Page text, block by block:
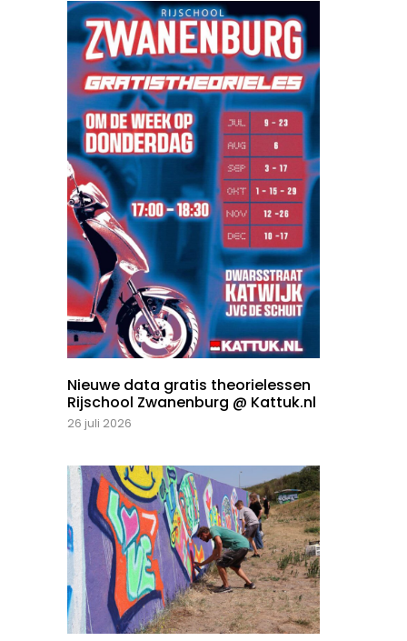
Nieuwe data gratis theorielessen
Rijschool Zwanenburg @ Kattuk.nl
26 juli 2026